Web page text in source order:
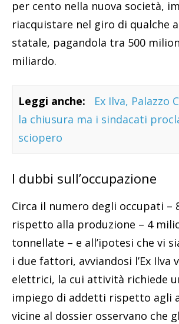
per cento nella nuova società,
riacquistare nel giro di qualche
statale, pagandola tra 500
miliardo.
Leggi anche:
Ex Ilva, Palazzo
la chiusura ma i sindacati
sciopero
I dubbi sull’occupazione
Circa il numero degli occupati –
rispetto alla produzione – 4
tonnellate – e all’ipotesi che vi
i due fattori, avviandosi l’Ex Ilva
elettrici, la cui attività richiede
impiego di addetti rispetto agli
vicine al dossier osservano che